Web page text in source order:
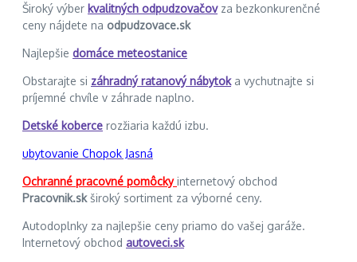
Široký výber kvalitných odpudzovačovza bezkonkurenčné
ceny nájdete na odpudzovace.sk
Najlepšie domáce meteostanice
Obstarajte si záhradný ratanový nábytoka vychutnajte si
príjemné chvíle v záhrade naplno.
Detské koberce rozžiaria každú izbu.
ubytovanie Chopok Jasná
Ochranné pracovné pomôckyinternetový obchod
Pracovnik.skširoký sortiment za výborné ceny.
Autodoplnky za najlepšie ceny priamo do vašej garáže.
Internetový obchod autoveci.sk